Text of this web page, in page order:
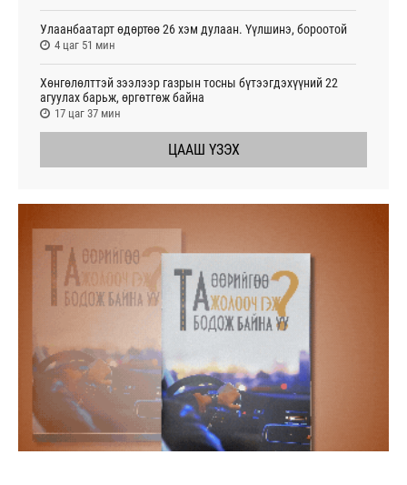
Улаанбаатарт өдөртөө 26 хэм дулаан. Үүлшинэ, бороотой
4 цаг 51 мин
Хөнгөлөлттэй зээлээр газрын тосны бүтээгдэхүүний 22
агуулах барьж, өргөтгөж байна
17 цаг 37 мин
ЦААШ ҮЗЭХ